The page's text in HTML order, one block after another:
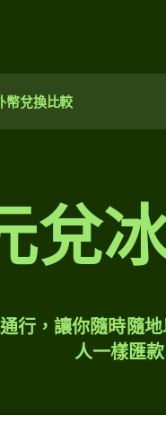
幣兌換比較
兌
行，讓你隨時隨
人一樣匯